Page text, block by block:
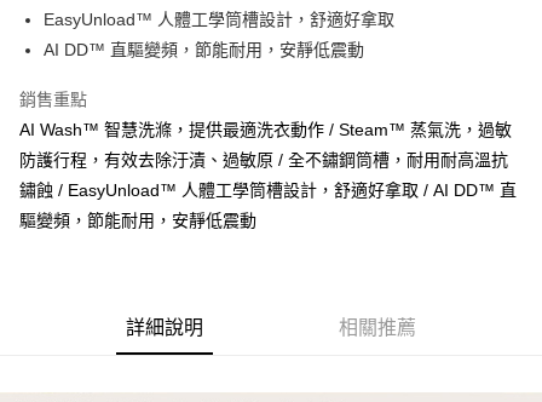
運送方式
每筆NT$100，滿NT$1,000(含以上)免運費
貨到付現給宅配司機 (大家電需貨到付款服務 請電洽0977103621)
EasyUnload™ 人體工學筒槽設計，舒適好拿取
AI DD™ 直驅變頻，節能耐用，安靜低震動
銷售重點
AI Wash™ 智慧洗滌，提供最適洗衣動作 / Steam™ 蒸氣洗，過敏
防護行程，有效去除汙漬、過敏原 / 全不鏽鋼筒槽，耐用耐高溫抗
鏽蝕 / EasyUnload™ 人體工學筒槽設計，舒適好拿取 / AI DD™ 直
驅變頻，節能耐用，安靜低震動
詳細說明 相關推薦